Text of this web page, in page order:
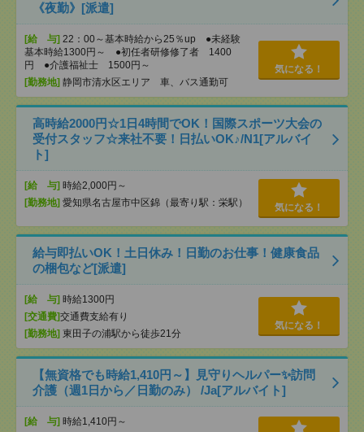
《夜勤》[派遣]
[給 与] 22：00～基本時給から25％up ●未経験
基本時給1300円～ ●初任者研修修了者 1400
円 ●介護福祉士 1500円～
[勤務地] 静岡市清水区エリア 車、バス通勤可
気になる！
高時給2000円☆1日4時間でOK！国際スポーツ大会の
受付スタッフ☆来社不要！日払いOK♪/N1[アルバイ
ト]
[給 与] 時給2,000円～
[勤務地] 愛知県名古屋市中区錦（最寄り駅：栄駅） 気になる！
給与即払いOK！土日休み！日勤のお仕事！健康食品
の梱包など[派遣]
[給 与] 時給1300円
[交通費]交通費支給有り
[勤務地] 東田子の浦駅から徒歩21分
気になる！
【無資格でも時給1,410円～】見守りヘルパー✨訪問
介護（週1日から／日勤のみ） /Ja[アルバイト]
[給 与] 時給1,410円～